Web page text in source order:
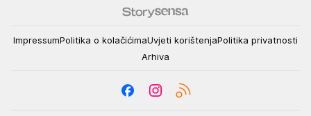
ImpressumPolitika o kolačićimaUvjeti korištenjaPolitika privatnosti
Arhiva